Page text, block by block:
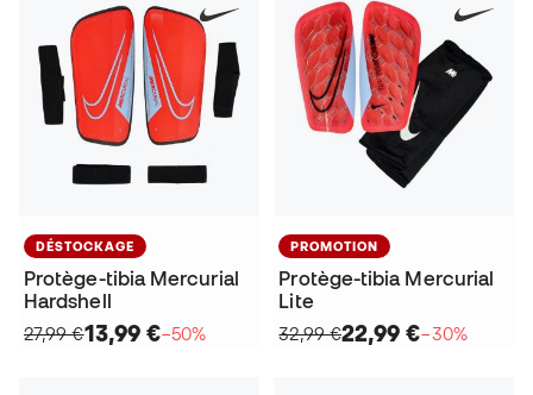
DÉSTOCKAGE
Protège-tibia Mercurial
Hardshell
27,99 €13,99 €−50%
PROMOTION
Protège-tibia Mercurial
Lite
32,99 €22,99 €−30%